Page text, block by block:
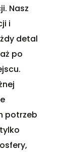
Nasz
i
detal
po
potrzeb